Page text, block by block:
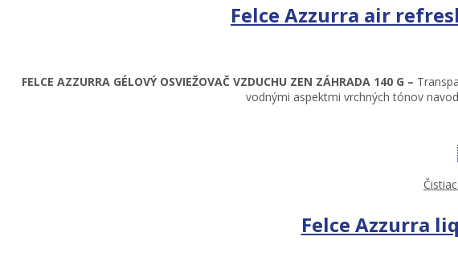
Felce Azzurra air
FELCE AZZURRA GÉLOVÝ OSVIEŽOVAČ VZDUCHU ZEN ZÁHRADA 140 G –
vodnými aspektmi vrchných tónov
Felce Azzurra